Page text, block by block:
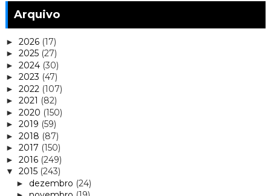
Arquivo
► 2026 (17)
► 2025 (27)
► 2024 (30)
► 2023 (47)
► 2022 (107)
► 2021 (82)
► 2020 (150)
► 2019 (59)
► 2018 (87)
► 2017 (150)
► 2016 (249)
▼ 2015 (243)
► dezembro (24)